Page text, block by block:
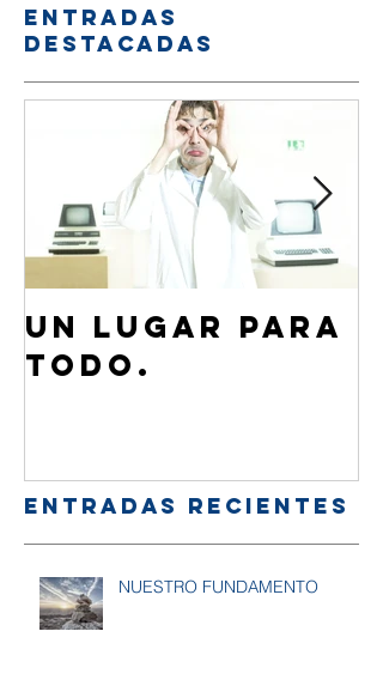
Entradas
destacadas
Un lugar para
todo.
Entradas recientes
NUESTRO FUNDAMENTO